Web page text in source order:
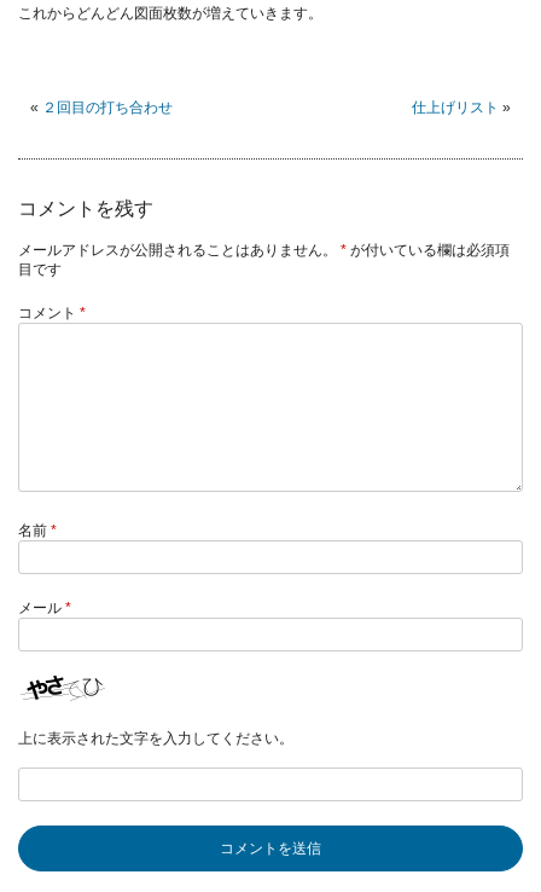
これからどんどん図面枚数が増えていきます。
« ２回目の打ち合わせ 仕上げリスト »
コメントを残す
メールアドレスが公開されることはありません。 * が付いている欄は必須項
目です
コメント *
名前 *
メール *
上に表示された文字を入力してください。